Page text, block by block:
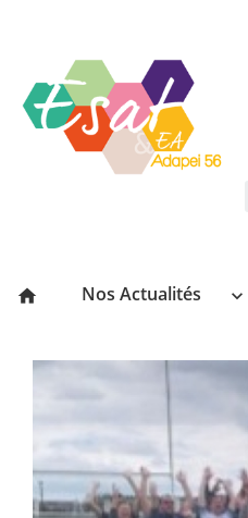
home Nos Actualités keyboard_arrow_down